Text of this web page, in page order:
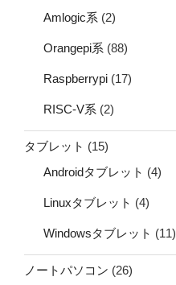
Amlogic系 (2)
Orangepi系 (88)
Raspberrypi (17)
RISC-V系 (2)
タブレット (15)
Androidタブレット (4)
Linuxタブレット (4)
Windowsタブレット (11)
ノートパソコン (26)